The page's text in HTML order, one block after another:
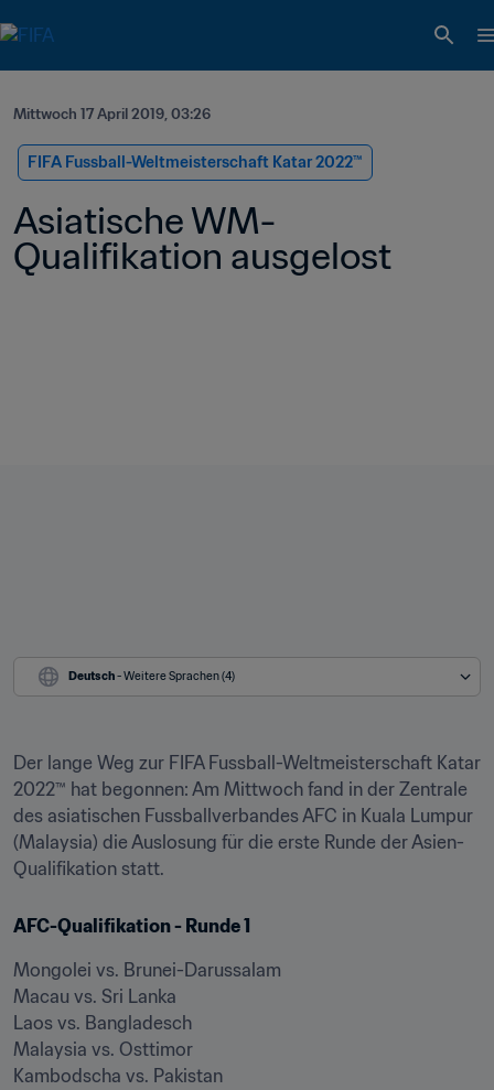
Mittwoch 17 April 2019, 03:26
FIFA Fussball-Weltmeisterschaft Katar 2022™
Asiatische WM-
Qualifikation ausgelost
Deutsch - Weitere Sprachen (4)
Der lange Weg zur FIFA Fussball-Weltmeisterschaft Katar
2022™ hat begonnen: Am Mittwoch fand in der Zentrale
des asiatischen Fussballverbandes AFC in Kuala Lumpur
(Malaysia) die Auslosung für die erste Runde der Asien-
Qualifikation statt.
AFC-Qualifikation - Runde 1
Mongolei vs. Brunei-Darussalam
Macau vs. Sri Lanka
Laos vs. Bangladesch
Malaysia vs. Osttimor
Kambodscha vs. Pakistan